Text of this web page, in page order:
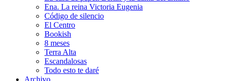
Ena. La reina Victoria Eugenia
Código de silencio
El Centro
Bookish
8 meses
Terra Alta
Escandalosas
Todo esto te daré